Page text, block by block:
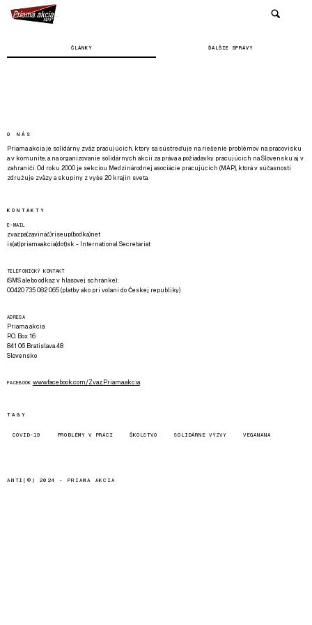
ČLÁNKY ĎALŠIE SPRÁVY
O NÁS
Priama akcia je solidárny zväz pracujúcich, ktorý sa sústreďuje na riešenie problémov na pracovisku
a v komunite, a na organizovanie solidárnych akcií za práva a požiadavky pracujúcich na Slovensku aj v
zahraničí. Od roku 2000 je sekciou Medzinárodnej asociácie pracujúcich (MAP), ktorá v súčasnosti
združuje zväzy a skupiny z vyše 20 krajín sveta.
KONTAKTY
E-MAIL
zvazpa(zavináč)riseup(bodka)net
is(at)priamaakcia(dot)sk - International Secretariat
TELEFONICKÝ KONTAKT
(SMS alebo odkaz v hlasovej schránke):
00420 735 082 065 (platby ako pri volaní do Českej republiky)
ADRESA
Priama akcia
P.O. Box 16
841 06 Bratislava 48
Slovensko
FACEBOOK www.facebook.com/Zvaz.Priama.akcia
TAGY
COVID-19 PROBLÉMY V PRÁCI ŠKOLSTVO SOLIDÁRNE VÝZVY VEGANANA
ANTI(©) 2024 - PRIAMA AKCIA